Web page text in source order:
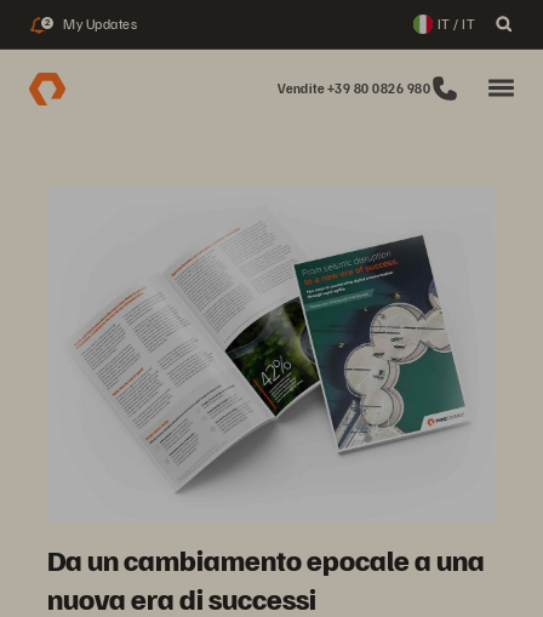
2 My Updates IT / IT
Vendite +39 80 0826 980
Da un cambiamento epocale a una
nuova era di successi